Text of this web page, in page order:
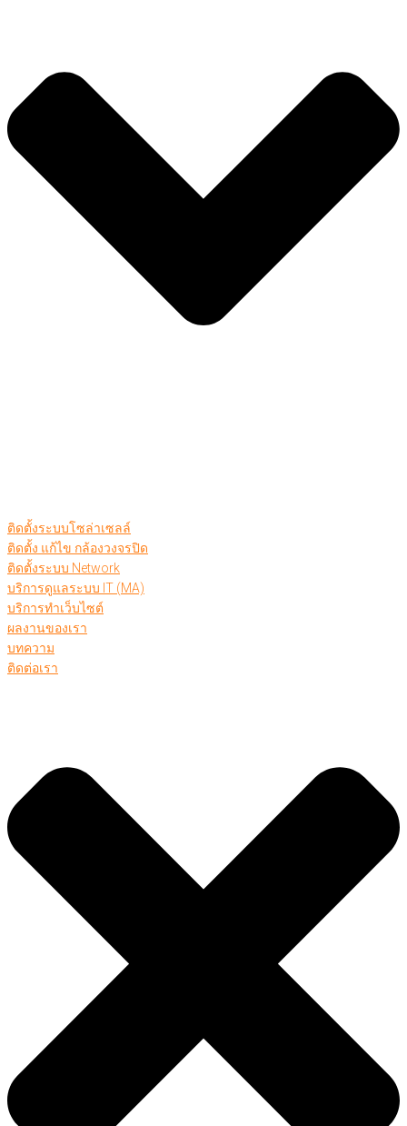
ติดตั้งระบบโซล่าเซลล์
ติดตั้ง แก้ไข กล้องวงจรปิด
ติดตั้งระบบ Network
บริการดูแลระบบ IT (MA)
บริการทำเว็บไซต์
ผลงานของเรา
บทความ
ติดต่อเรา